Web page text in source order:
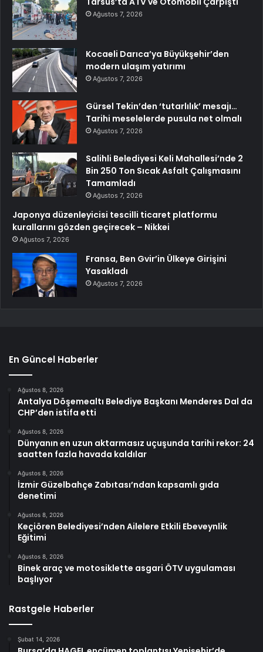
Ağustos 7, 2026
Kocaeli Darıca’ya Büyükşehir’den
modern ulaşım yatırımı
Ağustos 7, 2026
Gürsel Tekin’den ‘tutarlılık’ mesajı…
Tarihi meselelerde pusula net olmalı
Ağustos 7, 2026
Salihli Belediyesi Keli Mahallesi’nde 2
Bin 250 Ton Sıcak Asfalt Çalışmasını
Tamamladı
Ağustos 7, 2026
Japonya düzenleyicisi tescilli ticaret platformu
kurallarını gözden geçirecek – Nikkei
Ağustos 7, 2026
Fransa, Ben Gvir’in Ülkeye Girişini
Yasakladı
Ağustos 7, 2026
En Güncel Haberler
Ağustos 8, 2026
Antalya Döşemealtı Belediye Başkanı Menderes Dal da
CHP’den istifa etti
Ağustos 8, 2026
Dünyanın en uzun aktarmasız uçuşunda tarihi rekor: 24
saatten fazla havada kaldılar
Ağustos 8, 2026
İzmir Güzelbahçe Zabıtası’ndan kapsamlı gıda
denetimi
Ağustos 8, 2026
Keçiören Belediyesi’nden Ailelere Etkili Ebeveynlik
Eğitimi
Ağustos 8, 2026
Binek araç ve motosiklette asgari ÖTV uygulaması
başlıyor
Rastgele Haberler
Şubat 14, 2026